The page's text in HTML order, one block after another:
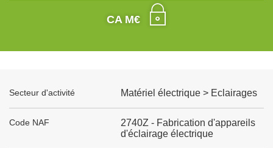
CA M€
Secteur d'activité Matériel électrique > Eclairages
Code NAF
2740Z - Fabrication d'appareils
d'éclairage électrique